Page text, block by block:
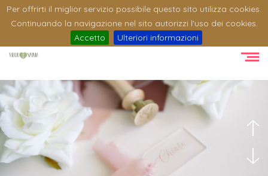
Per offrirti il miglior servizio possibile questo sito utilizza cookies.
Continuando la navigazione nel sito autorizzi l'uso dei cookies.
Accetto
Ulteriori informazioni